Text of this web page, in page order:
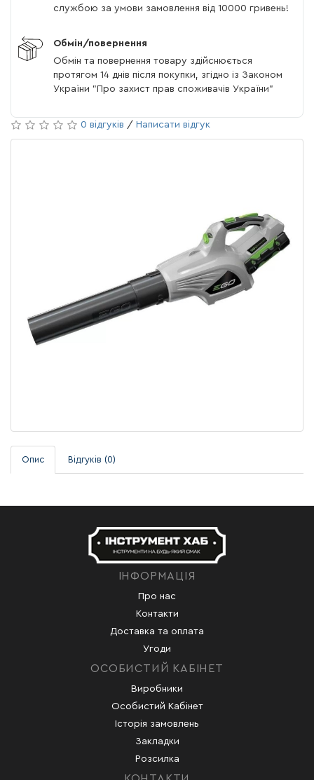
Опис Відгуків (0)
службою за умови замовлення від 10000 гривень!
Обмін/повернення
Обмін та повернення товару здійснюється
протягом 14 днів після покупки, згідно із Законом
України "Про захист прав споживачів України"
0 відгуків / Написати відгук
ІНФОРМАЦІЯ
Про нас
Контакти
Доставка та оплата
Угоди
ОСОБИСТИЙ КАБІНЕТ
Виробники
Особистий Кабінет
Історія замовлень
Закладки
Розсилка